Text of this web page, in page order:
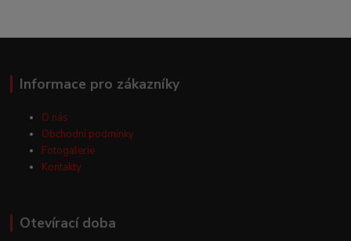
Informace pro zákazníky
O nás
Obchodní podmínky
Fotogalerie
Kontakty
Otevírací doba